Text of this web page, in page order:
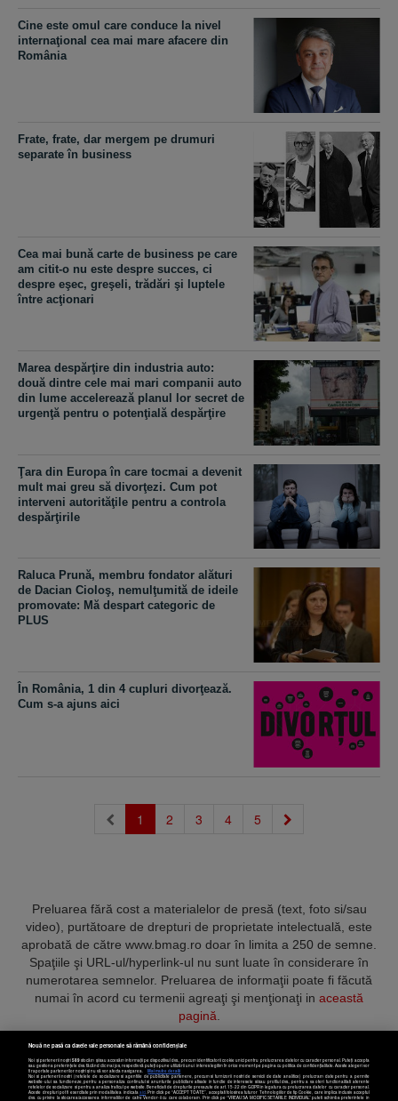
Cine este omul care conduce la nivel
internaţional cea mai mare afacere din
România
Frate, frate, dar mergem pe drumuri
separate în business
Cea mai bună carte de business pe care
am citit-o nu este despre succes, ci
despre eşec, greşeli, trădări şi luptele
între acţionari
Marea despărţire din industria auto:
două dintre cele mai mari companii auto
din lume accelerează planul lor secret de
urgenţă pentru o potenţială despărţire
Ţara din Europa în care tocmai a devenit
mult mai greu să divorţezi. Cum pot
interveni autorităţile pentru a controla
despărţirile
Raluca Prună, membru fondator alături
de Dacian Cioloş, nemulţumită de ideile
promovate: Mă despart categoric de
PLUS
În România, 1 din 4 cupluri divorţează.
Cum s-a ajuns aici
1 (current)
2 3 4 5
Preluarea fără cost a materialelor de presă (text, foto si/sau
video), purtătoare de drepturi de proprietate intelectuală, este
aprobată de către www.bmag.ro doar în limita a 250 de semne.
Spaţiile şi URL-ul/hyperlink-ul nu sunt luate în considerare în
numerotarea semnelor. Preluarea de informaţii poate fi făcută
numai în acord cu termenii agreaţi şi menţionaţi in această
pagină.
Termeni și condiții Confidențialitate Cookies Contact
Nouă ne pasă ca datele tale personale să rămână confidențiale
Noi și partenerii noștri589stocăm și/sau accesăm informații pe dispozitivul dvs., precum identificatorii cookie unici pentru prelucrarea datelor cu caracter personal. Puteți accepta
sau gestiona preferințele dvs. făcând clic mai jos, respectiv vă puteți opune utilizării unui interes legitim în orice moment pe pagina cu politica de confidențialitate. Aceste alegeri vor
fi raportate partenerilor noștri și nu vă vor afecta navigarea.
Mai multe detalii
Noi si partenerii nostri (retelele de socializare si agentiile de publicitate partenere, precum si furnizorii nostri de servicii de date analitice) prelucram date pentru a permite
website-ului sa functioneze, pentru a personaliza continutul si anunturile publicitare afisate in functie de interesele si/sau profilul dvs., pentru a va oferi functionalitati aferente
retelelor de socializare si pentru a analiza traficul pe website. Beneficiati de drepturile prevazute de art. 15-22 din GDPR in legatura cu prelucrarea datelor cu caracter personal.
Aceste drepturi pot fi exercitate prin modalitatea indicataaici. Prin click pe “ACCEPT TOATE”, acceptati folosirea tuturor Tehnologiilor de tip Cookie, care implica inclusiv acceptul
dvs. cu privire la stocarea/accesarea informatiilor de catre Vendor-ii cu care colaboram. Prin click pe “VREAU SA MODIFIC SETARILE INDIVIDUAL” puteti schimba preferintele in